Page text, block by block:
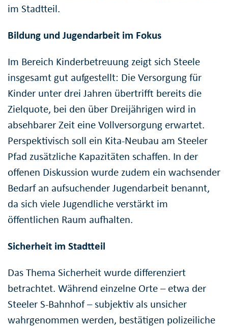
im Stadtteil.
Bildung und Jugendarbeit im Fokus
Im Bereich Kinderbetreuung zeigt sich Steele
insgesamt gut aufgestellt: Die Versorgung für
Kinder unter drei Jahren übertrifft bereits die
Zielquote, bei den über Dreijährigen wird in
absehbarer Zeit eine Vollversorgung erwartet.
Perspektivisch soll ein Kita-Neubau am Steeler
Pfad zusätzliche Kapazitäten schaffen. In der
offenen Diskussion wurde zudem ein wachsender
Bedarf an aufsuchender Jugendarbeit benannt,
da sich viele Jugendliche verstärkt im
öffentlichen Raum aufhalten.
Sicherheit im Stadtteil
Das Thema Sicherheit wurde differenziert
betrachtet. Während einzelne Orte – etwa der
Steeler S-Bahnhof – subjektiv als unsicher
wahrgenommen werden, bestätigen polizeiliche